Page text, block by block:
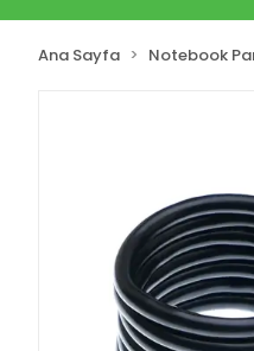
Ana Sayfa Notebook